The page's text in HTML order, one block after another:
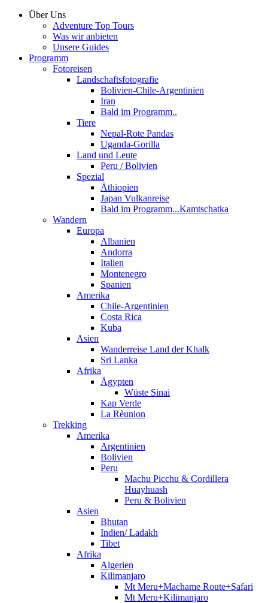
Über Uns
Adventure Top Tours
Was wir anbieten
Unsere Guides
Programm
Fotoreisen
Landschaftsfotografie
Bolivien-Chile-Argentinien
Iran
Bald im Programm..
Tiere
Nepal-Rote Pandas
Uganda-Gorilla
Land und Leute
Peru / Bolivien
Spezial
Äthiopien
Japan Vulkanreise
Bald im Programm...Kamtschatka
Wandern
Europa
Albanien
Andorra
Italien
Montenegro
Spanien
Amerika
Chile-Argentinien
Costa Rica
Kuba
Asien
Wanderreise Land der Khalk
Sri Lanka
Afrika
Ägypten
Wüste Sinai
Kap Verde
La Rèunion
Trekking
Amerika
Argentinien
Bolivien
Peru
Machu Picchu & Cordillera
Huayhuash
Peru & Bolivien
Asien
Bhutan
Indien/ Ladakh
Tibet
Afrika
Algerien
Kilimanjaro
Mt Meru+Machame Route+Safari
Mt Meru+Kilimanjaro